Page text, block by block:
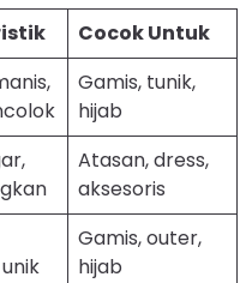
Cocok Untuk
Gamis, tunik,
hijab
Atasan, dress,
aksesoris
Gamis, outer,
hijab